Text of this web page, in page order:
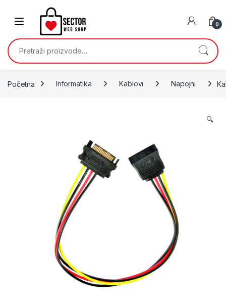
Skip to navigation
0
Pretraži:
Početna Informatika Kablovi Napojni
🔍